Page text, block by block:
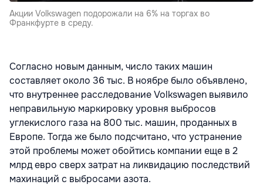
Акции Volkswagen подорожали на 6% на торгах во
Франкфурте в среду.
Согласно новым данным, число таких машин
составляет около 36 тыс. В ноябре было объявлено,
что внутреннее расследование Volkswagen выявило
неправильную маркировку уровня выбросов
углекислого газа на 800 тыс. машин, проданных в
Европе. Тогда же было подсчитано, что устранение
этой проблемы может обойтись компании еще в 2
млрд евро сверх затрат на ликвидацию последствий
махинаций с выбросами азота.